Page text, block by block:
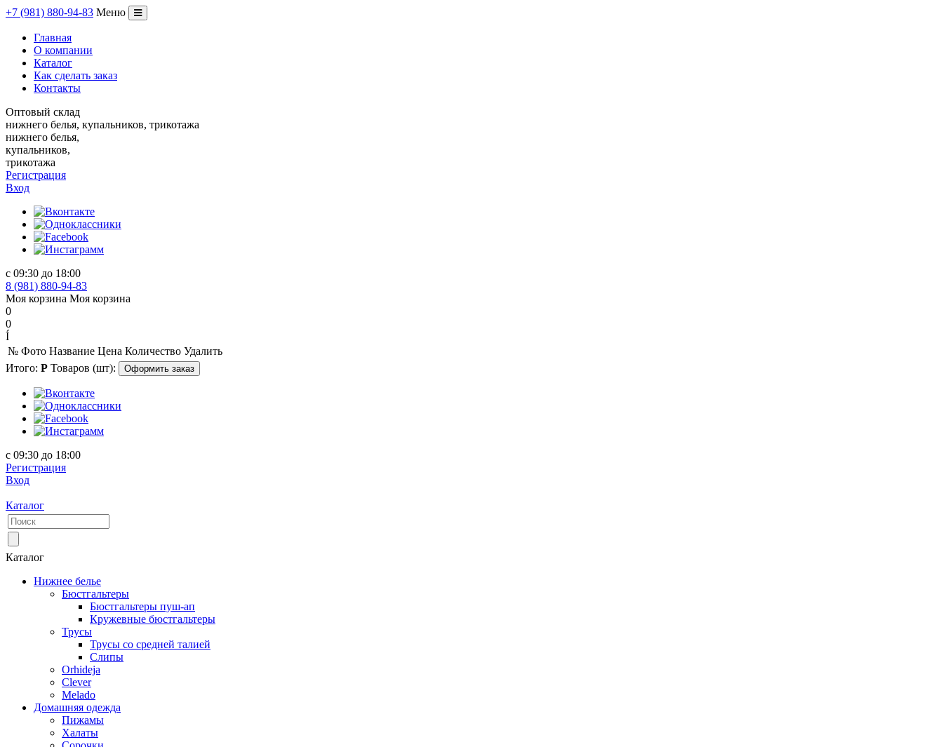
+7 (981) 880-94-83 Меню
Переключение
навигации
Главная
О компании
Каталог
Как сделать заказ
Контакты
Оптовый склад
нижнего белья, купальников, трикотажа
нижнего белья,
купальников,
трикотажа
Регистрация
Вход
с 09:30 до 18:00
8 (981) 880-94-83
Моя корзина Моя корзина
0
0
Í
№ Фото Название Цена Количество Удалить
Итого: Р Товаров (шт): Оформить заказ
с 09:30 до 18:00
Регистрация
Вход
Каталог
Каталог
Нижнее белье
Бюстгальтеры
Бюстгальтеры пуш-ап
Кружевные бюстгальтеры
Трусы
Трусы со средней талией
Слипы
Orhideja
Clever
Melado
Домашняя одежда
Пижамы
Халаты